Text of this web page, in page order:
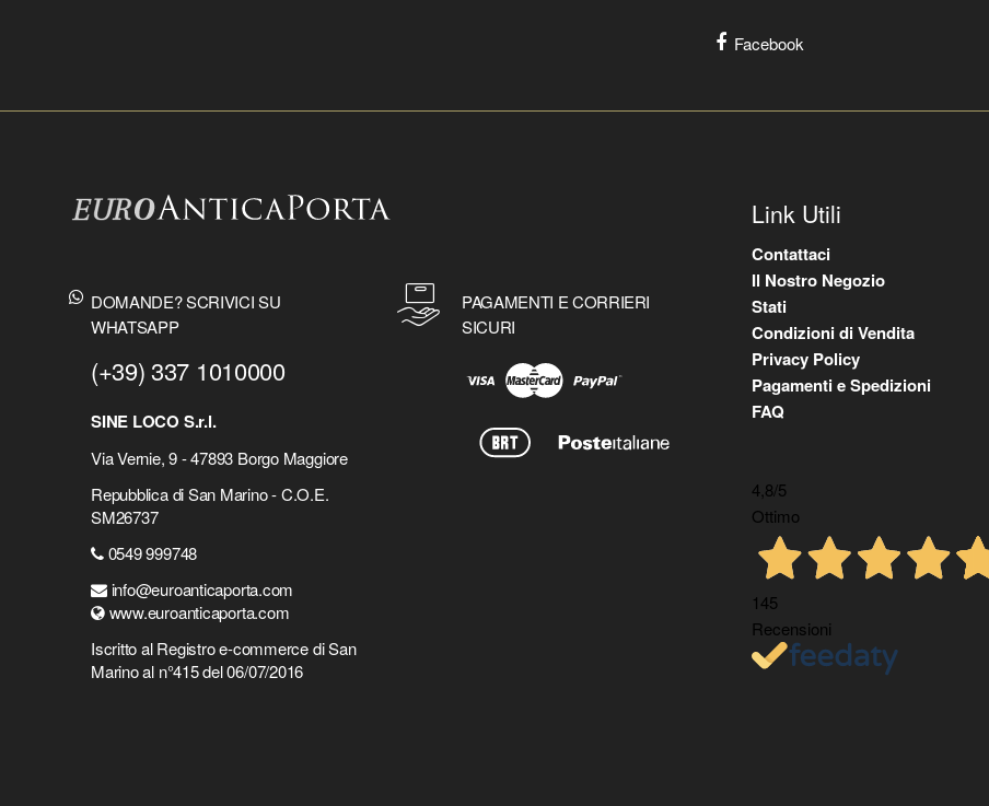
Facebook
DOMANDE? SCRIVICI SU
WHATSAPP
(+39) 337 1010000
SINE LOCO S.r.l.
Via Vernie, 9 - 47893 Borgo Maggiore
Repubblica di San Marino - C.O.E.
SM26737
0549 999748
info@euroanticaporta.com
www.euroanticaporta.com
Iscritto al Registro e-commerce di San
Marino al n°415 del 06/07/2016
PAGAMENTI E CORRIERI
SICURI
Link Utili
Contattaci
Il Nostro Negozio
Stati
Condizioni di Vendita
Privacy Policy
Pagamenti e Spedizioni
FAQ
4,8/5
Ottimo
145
Recensioni